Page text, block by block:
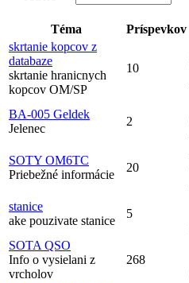
Téma Príspevkov
skrtanie kopcov z
databaze
skrtanie hranicnych
kopcov OM/SP
10
BA-005 Geldek
Jelenec
2
SOTY OM6TC
Priebežné informácie
20
stanice
ake pouzivate stanice
5
SOTA QSO
Info o vysielani z
vrcholov
268